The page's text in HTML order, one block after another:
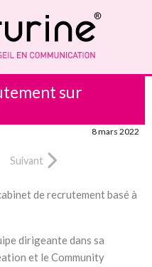
sur
8 mars 2022
Suivant
de recrutement basé à
dirigeante dans sa
et le Community